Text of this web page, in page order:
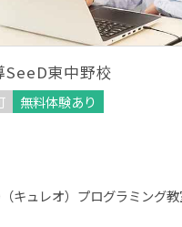
SeeD東中野校
無料体験あり
キュレオ）プログラミング教